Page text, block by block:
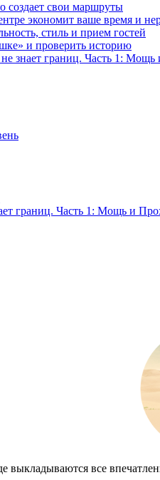
создает свои маршруты
экономит ваше время и
стиль и прием гостей
и проверить историю
знает границ. Часть 1: Мощь
границ. Часть 1: Мощь и
выкладываются все